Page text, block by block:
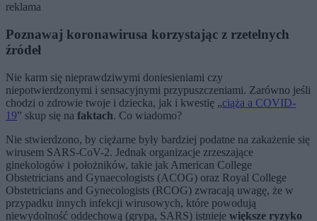
reklama
Poznawaj koronawirusa korzystając z rzetelnych
źródeł
Nie karm się nieprawdziwymi doniesieniami czy
niepotwierdzonymi i sensacyjnymi przypuszczeniami. Zarówno jeśli
chodzi o zdrowie twoje i dziecka, jak i kwestię „ciąża a COVID-
19” skup się na faktach. Co wiadomo?
Nie stwierdzono, by ciężarne były bardziej podatne na zakażenie się
wirusem SARS-CoV-2. Jednak organizacje zrzeszające
ginekologów i położników, takie jak American College
Obstetricians and Gynaecologists (ACOG) oraz Royal College
Obstetricians and Gynecologists (RCOG) zwracają uwagę, że w
przypadku innych infekcji wirusowych, które powodują
niewydolność oddechową (grypa, SARS) istnieje większe ryzyko